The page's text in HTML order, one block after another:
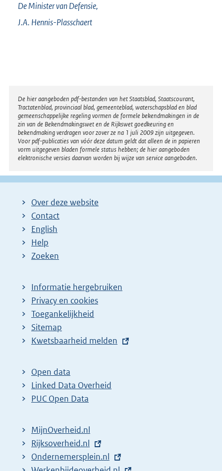
De Minister van Defensie,
J.A. Hennis-Plasschaert
Disclaimer
De hier aangeboden pdf-bestanden van het Staatsblad, Staatscourant,
Tractatenblad, provinciaal blad, gemeenteblad, waterschapsblad en blad
gemeenschappelijke regeling vormen de formele bekendmakingen in de
zin van de Bekendmakingswet en de Rijkswet goedkeuring en
bekendmaking verdragen voor zover ze na 1 juli 2009 zijn uitgegeven.
Voor pdf-publicaties van vóór deze datum geldt dat alleen de in papieren
vorm uitgegeven bladen formele status hebben; de hier aangeboden
elektronische versies daarvan worden bij wijze van service aangeboden.
Over deze website
Contact
English
Help
Zoeken
Informatie hergebruiken
Privacy en cookies
Toegankelijkheid
Sitemap
E
t
e
r
l
i
n
Kwetsbaarheid melden
Open data
Linked Data Overheid
PUC Open Data
MijnOverheid.nl
E
x
Rijksoverheid.nl
E
Ondernemersplein.nl